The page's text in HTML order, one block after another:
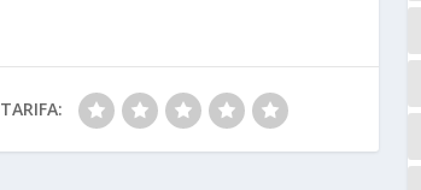
TARIFA: